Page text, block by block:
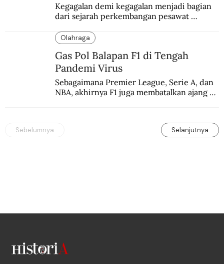
Kegagalan demi kegagalan menjadi bagian
dari sejarah perkembangan pesawat
Olahraga
Gas Pol Balapan F1 di Tengah
Pandemi Virus
Sebagaimana Premier League, Serie A, dan
NBA, akhirnya F1 juga membatalkan ajang
Sebelumnya Selanjutnya